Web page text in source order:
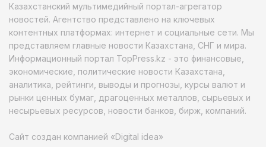
Казахстанский мультимедийный портал-агрегатор
новостей. Агентство представлено на ключевых
контентных платформах: интернет и социальные сети. Мы
представляем главные новости Казахстана, СНГ и мира.
Информационный портал TopPress.kz - это финансовые,
экономические, политические новости Казахстана,
аналитика, рейтинги, выводы и прогнозы, курсы валют и
рынки ценных бумаг, драгоценных металлов, сырьевых и
несырьевых ресурсов, новости банков, бирж, компаний.
Сайт создан компанией «Digital idea»